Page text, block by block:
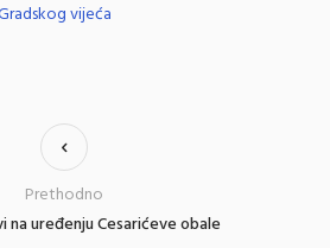
vijeća
na uređenju Cesarićeve obale
Prethodno